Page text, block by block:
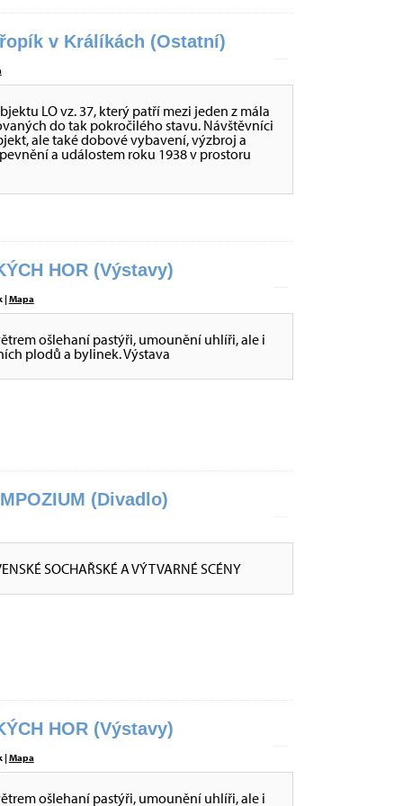
v Králíkách (Ostatní)
LO vz. 37, který patří mezi jeden z mála
do tak pokročilého stavu. Návštěvníci
ale také dobové vybavení, výzbroj a
a událostem roku 1938 v prostoru
HOR (Výstavy)
|Mapa
ošlehaní pastýři, umounění uhlíři, ale i
plodů a bylinek. Výstava
(Divadlo)
SOCHAŘSKÉ A VÝTVARNÉ SCÉNY
HOR (Výstavy)
|Mapa
ošlehaní pastýři, umounění uhlíři, ale i